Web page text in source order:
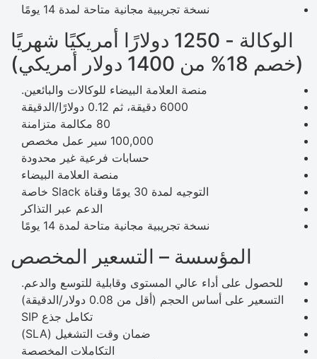
نسخة تجريبية مجانية متاحة لمدة 14 يومًا
الوكالة - 1250 دولارًا أمريكيًا شهريًا
(خصم 18% من 1400 دولار أمريكي)
منصة العلامة البيضاء للوكالات والبائعين.
6000 دقيقة، ثم 0.12 دولارًا/الدقيقة
80 مكالمة متزامنة
100,000 سير عمل مخصص
حسابات فرعية غير محدودة
منصة العلامة البيضاء
التوجيه لمدة 30 يومًا وقناة Slack خاصة
الدعم عبر التذاكر
نسخة تجريبية مجانية متاحة لمدة 14 يومًا
المؤسسة – التسعير المخصص
للحصول على أداء عالي المستوى وقابلية للتوسع والدعم.
التسعير على أساس الحجم (أقل من 0.08 دولار/الدقيقة)
تكامل جذع SIP
ضمان وقت التشغيل (SLA)
التكاملات المخصصة